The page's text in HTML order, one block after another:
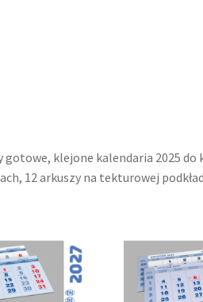
klejone kalendaria 2025
12 arkuszy na tekturowej